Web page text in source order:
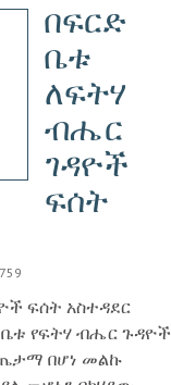
በፍርድ
ቤቱ
ለፍትሃ
ብሔር
ገዳዮች
ፍሰት
ፍሰት አስተዳደር
ቤቱ የፍትሃ ብሔር ጉዳዮች
በሆነ መልኩ